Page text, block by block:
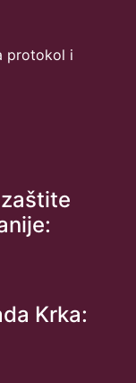
protokol i
Krka: